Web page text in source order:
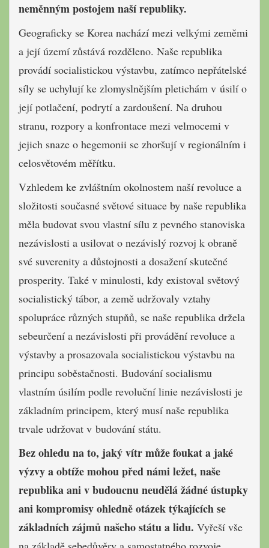
neměnným postojem naší republiky.
Geograficky se Korea nachází mezi velkými zeměmi
a její území zůstává rozděleno. Naše republika
provádí socialistickou výstavbu, zatímco nepřátelské
síly se uchylují ke zlomyslnějším pletichám v úsilí o
její potlačení, podrytí a zardoušení. Na druhou
stranu, rozpory a konfrontace mezi velmocemi v
jejich snaze o hegemonii se zhoršují v regionálním i
celosvětovém měřítku.
Vzhledem ke zvláštním okolnostem naší revoluce a
složitosti současné světové situace by naše republika
měla budovat svou vlastní sílu z pevného stanoviska
nezávislosti a usilovat o nezávislý rozvoj k obraně
své suverenity a důstojnosti a dosažení skutečné
prosperity. Také v minulosti, kdy existoval světový
socialistický tábor, a země udržovaly vztahy
spolupráce různých stupňů, se naše republika držela
sebeurčení a nezávislosti při provádění revoluce a
výstavby a prosazovala socialistickou výstavbu na
principu soběstačnosti. Budování socialismu
vlastním úsilím podle revoluční linie nezávislosti je
základním principem, který musí naše republika
trvale udržovat v budování státu.
Bez ohledu na to, jaký vítr může foukat a jaké
výzvy a obtíže mohou před námi ležet, naše
republika ani v budoucnu neudělá žádné ústupky
ani kompromisy ohledně otázek týkajících se
základních zájmů našeho státu a lidu. Vyřeší vše